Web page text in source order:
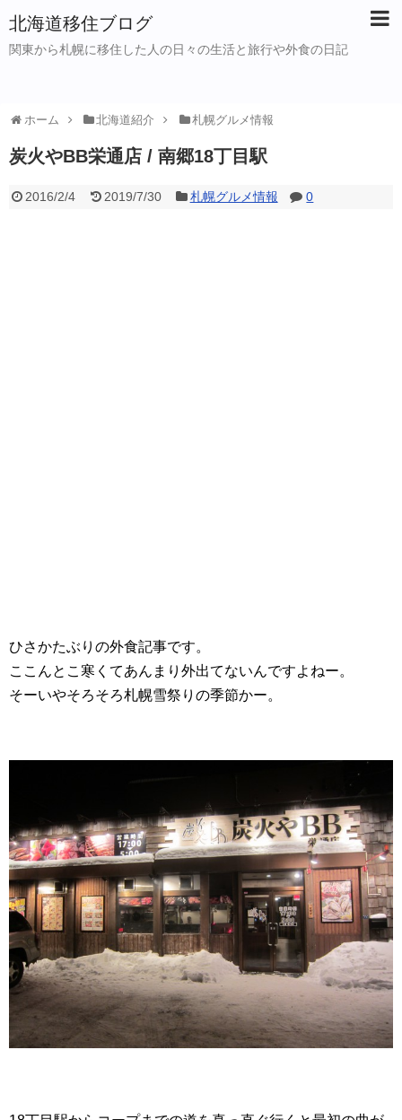
北海道移住ブログ
関東から札幌に移住した人の日々の生活と旅行や外食の日記
ホーム 北海道紹介 札幌グルメ情報
炭火やBB栄通店 / 南郷18丁目駅
2016/2/4 2019/7/30 札幌グルメ情報 0
ひさかたぶりの外食記事です。
ここんとこ寒くてあんまり外出てないんですよねー。
そーいやそろそろ札幌雪祭りの季節かー。